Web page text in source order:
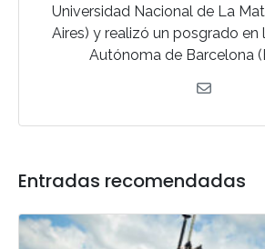
Universidad Nacional de La
Aires) y realizó un posgrado en
Autónoma de Barcelona
Entradas recomendadas